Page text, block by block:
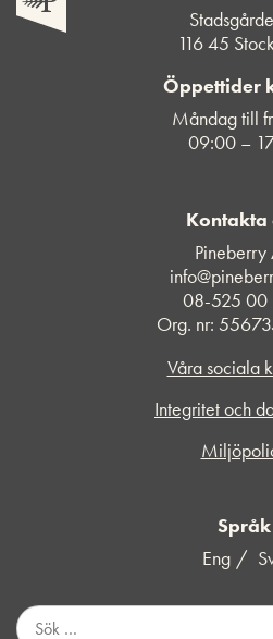
116 45
Öppettider
Måndag till
09:00 –
Kontakta
Pineberry
08-525 00
Org. nr:
Våra sociala
Integritet och
Språk
Eng
S
ö